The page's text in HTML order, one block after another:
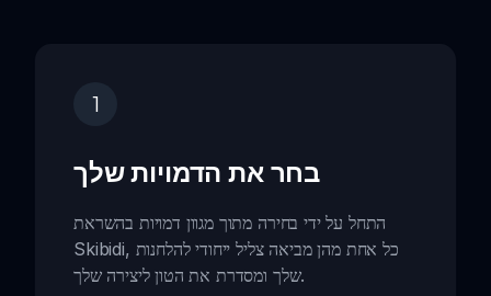
1
בחר את הדמויות שלך
התחל על ידי בחירה מתוך מגוון דמויות בהשראת
Skibidi, כל אחת מהן מביאה צליל ייחודי להלחנות
שלך ומסדרת את הטון ליצירה שלך.